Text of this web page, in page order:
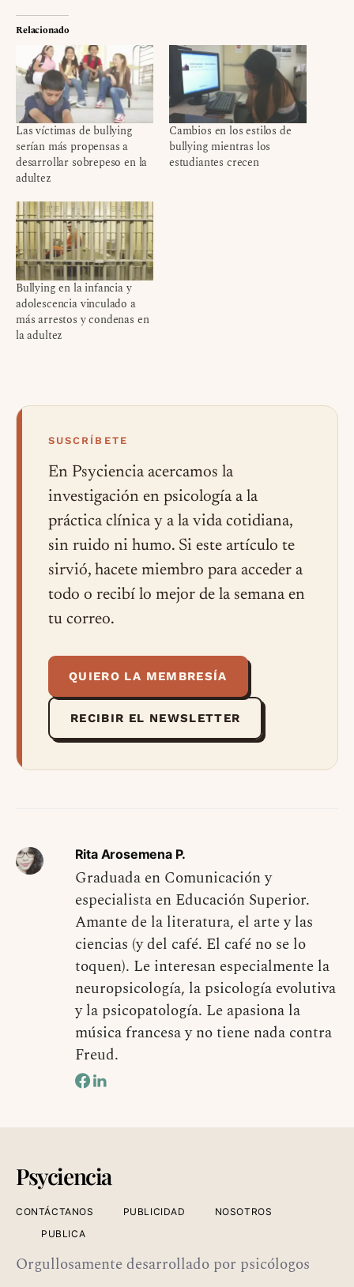
Relacionado
Las víctimas de bullying
serían más propensas a
desarrollar sobrepeso en la
adultez
Cambios en los estilos de
bullying mientras los
estudiantes crecen
Bullying en la infancia y
adolescencia vinculado a
más arrestos y condenas en
la adultez
SUSCRÍBETE
En Psyciencia acercamos la
investigación en psicología a la
práctica clínica y a la vida cotidiana,
sin ruido ni humo. Si este artículo te
sirvió, hacete miembro para acceder a
todo o recibí lo mejor de la semana en
tu correo.
QUIERO LA MEMBRESÍA
RECIBIR EL NEWSLETTER
Rita Arosemena P.
Graduada en Comunicación y
especialista en Educación Superior.
Amante de la literatura, el arte y las
ciencias (y del café. El café no se lo
toquen). Le interesan especialmente la
neuropsicología, la psicología evolutiva
y la psicopatología. Le apasiona la
música francesa y no tiene nada contra
Freud.
Psyciencia
CONTÁCTANOS PUBLICIDAD
NOSOTROS
PUBLICA
Orgullosamente desarrollado por psicólogos